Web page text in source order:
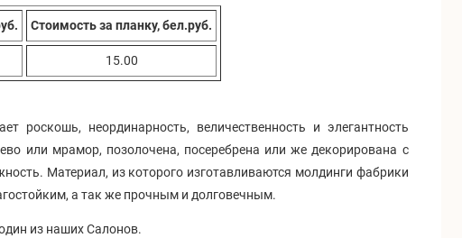
Стоимость за планку, бел.руб.
15.00
неординарность, величественность и элегантность
или мрамор, позолочена, посеребрена или же декорирована с
Материал, из которого изготавливаются молдинги фабрики
а так же прочным и долговечным.
из наших Салонов.